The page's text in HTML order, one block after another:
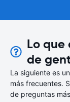
Lo que
de
La siguiente es
más frecuentes.
de preguntas